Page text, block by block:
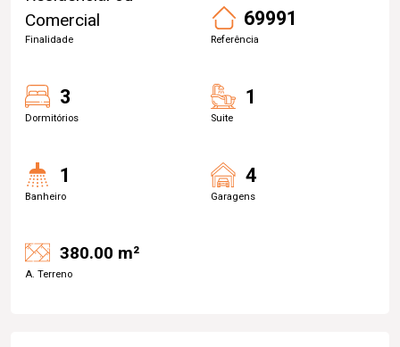
Comercial
Finalidade
69991
Referência
3
Dormitórios
1
Suite
1
Banheiro
4
Garagens
380.00 m²
A. Terreno